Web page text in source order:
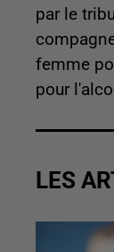
par le
femme
pour
LES